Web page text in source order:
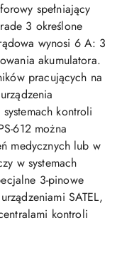
spełniający
3 określone
wynosi 6 A: 3
akumulatora.
pracujących na
kontroli
612 można
medycznych lub w
w systemach
3-pinowe
SATEL,
kontroli